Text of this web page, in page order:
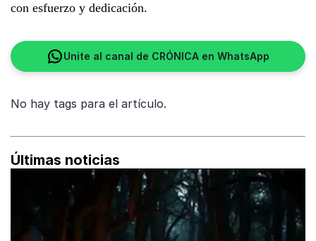
con esfuerzo y dedicación.
Unite al canal de CRÓNICA en WhatsApp
No hay tags para el artículo.
Últimas noticias